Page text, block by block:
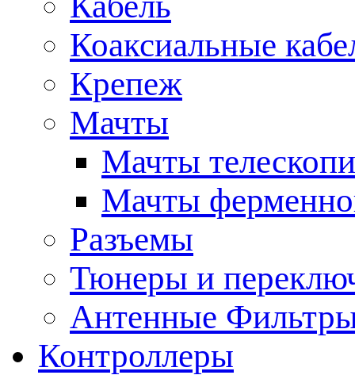
Коаксиальные
Крепеж
Мачты
Мачты
Мачты
Разъемы
Тюнеры и
Антенные
Контроллеры